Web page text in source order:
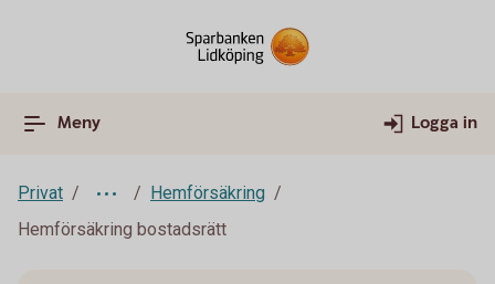
Meny Logga in
Privat
Hemförsäkring
Hemförsäkring bostadsrätt